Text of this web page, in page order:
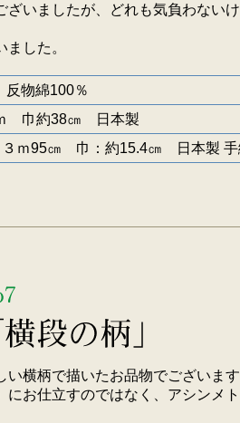
ざいましたが、どれも気負わない
した。
反物綿100％
巾約38㎝ 日本製
95㎝ 巾：約15.4㎝ 日本製 手
い横柄で描いたお品物でございま
にお仕立すのではなく、アシンメ